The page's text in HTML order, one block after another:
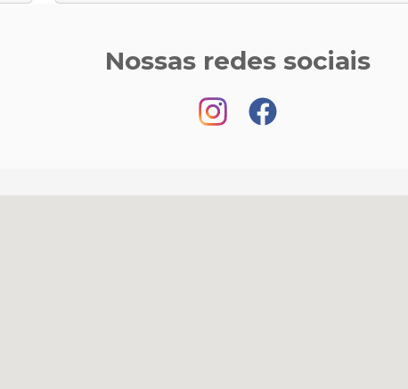
Nossas redes sociais